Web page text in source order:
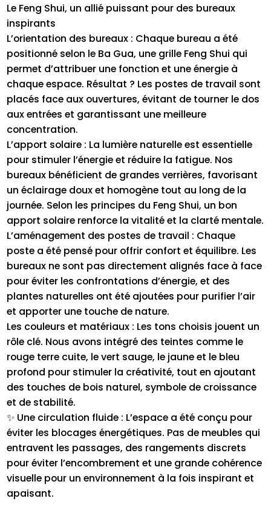
Le Feng Shui, un allié puissant pour des bureaux
inspirants
L’orientation des bureaux : Chaque bureau a été
positionné selon le Ba Gua, une grille Feng Shui qui
permet d’attribuer une fonction et une énergie à
chaque espace. Résultat ? Les postes de travail sont
placés face aux ouvertures, évitant de tourner le dos
aux entrées et garantissant une meilleure
concentration.
L’apport solaire : La lumière naturelle est essentielle
pour stimuler l’énergie et réduire la fatigue. Nos
bureaux bénéficient de grandes verrières, favorisant
un éclairage doux et homogène tout au long de la
journée. Selon les principes du Feng Shui, un bon
apport solaire renforce la vitalité et la clarté mentale.
L’aménagement des postes de travail : Chaque
poste a été pensé pour offrir confort et équilibre. Les
bureaux ne sont pas directement alignés face à face
pour éviter les confrontations d’énergie, et des
plantes naturelles ont été ajoutées pour purifier l’air
et apporter une touche de nature.
Les couleurs et matériaux : Les tons choisis jouent un
rôle clé. Nous avons intégré des teintes comme le
rouge terre cuite, le vert sauge, le jaune et le bleu
profond pour stimuler la créativité, tout en ajoutant
des touches de bois naturel, symbole de croissance
et de stabilité.
✨ Une circulation fluide : L’espace a été conçu pour
éviter les blocages énergétiques. Pas de meubles qui
entravent les passages, des rangements discrets
pour éviter l’encombrement et une grande cohérence
visuelle pour un environnement à la fois inspirant et
apaisant.